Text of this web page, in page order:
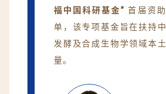
福中国科研基金” 首届资
单，该专项基金旨在扶持中
发酵及合成生物学领域本
量。